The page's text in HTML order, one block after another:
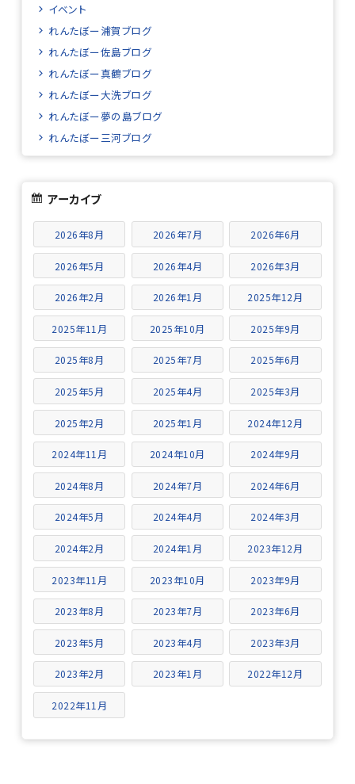
イベント
れんたぼー浦賀ブログ
れんたぼー佐島ブログ
れんたぼー真鶴ブログ
れんたぼー大洗ブログ
れんたぼー夢の島ブログ
れんたぼー三河ブログ
アーカイブ
2026年8月 2026年7月 2026年6月
2026年5月 2026年4月 2026年3月
2026年2月 2026年1月 2025年12月
2025年11月 2025年10月 2025年9月
2025年8月 2025年7月 2025年6月
2025年5月 2025年4月 2025年3月
2025年2月 2025年1月 2024年12月
2024年11月 2024年10月 2024年9月
2024年8月 2024年7月 2024年6月
2024年5月 2024年4月 2024年3月
2024年2月 2024年1月 2023年12月
2023年11月 2023年10月 2023年9月
2023年8月 2023年7月 2023年6月
2023年5月 2023年4月 2023年3月
2023年2月 2023年1月 2022年12月
2022年11月